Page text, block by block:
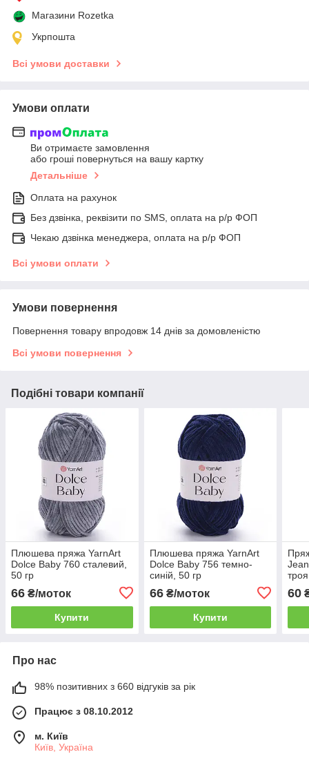
Магазини Rozetka
Укрпошта
Всі умови доставки
Умови оплати
Ви отримаєте замовлення
або гроші повернуться на вашу картку
Детальніше
Оплата на рахунок
Без дзвінка, реквізити по SMS, оплата на р/р ФОП
Чекаю дзвінка менеджера, оплата на р/р ФОП
Всі умови оплати
Умови повернення
Повернення товару впродовж 14 днів за домовленістю
Всі умови повернення
Подібні товари компанії
Плюшева пряжа YarnArt
Dolce Baby 760 сталевий,
50 гр
66 ₴/моток
Купити
Плюшева пряжа YarnArt
Dolce Baby 756 темно-
синій, 50 гр
66₴/моток
Купити
60
Про нас
98% позитивних з 660 відгуків за рік
Працює з 08.10.2012
м. Київ
Київ, Україна